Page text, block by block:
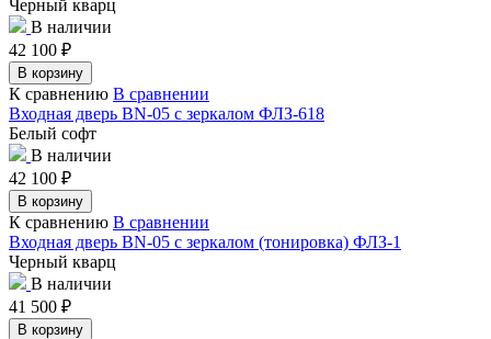
Черный кварц
В наличии
42 100 ₽
В корзину
К сравнению В сравнении
Входная дверь BN-05 с зеркалом ФЛЗ-618
Белый софт
В наличии
42 100 ₽
В корзину
К сравнению В сравнении
Входная дверь BN-05 с зеркалом (тонировка) ФЛЗ-1
Черный кварц
В наличии
41 500 ₽
В корзину